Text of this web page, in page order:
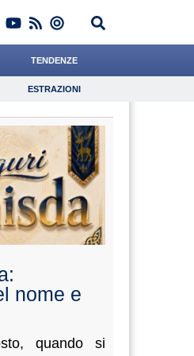
TENDENZE
Estrazioni
Psicologia
ESTRAZIONI
Gnudi
nome e
quando si